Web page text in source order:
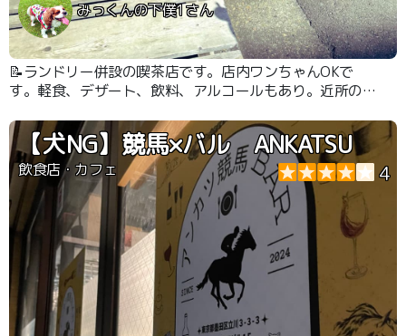
みっくんの下僕1さん
📝ランドリー併設の喫茶店です。店内ワンちゃんOKで
す。軽食、デザート、飲料、アルコールもあり。近所の人
す。お水は持参したほうがいいです。基本、営業時間は
18時までですが、貸切営業もあり、行く前にInstagramを
確認することをお勧めします。
【犬NG】競馬×バル ANKATSU
飲食店・カフェ 4